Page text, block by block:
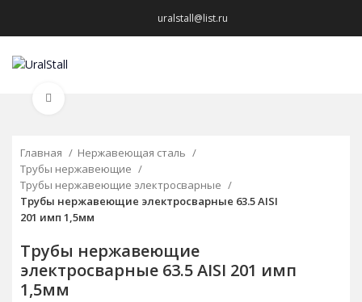
uralstall@list.ru
Главная
Нержавеющая сталь
Трубы нержавеющие
Трубы нержавеющие электросварные
Трубы нержавеющие электросварные 63.5 AISI
201 имп 1,5мм
Трубы нержавеющие
электросварные 63.5 AISI 201 имп
1,5мм